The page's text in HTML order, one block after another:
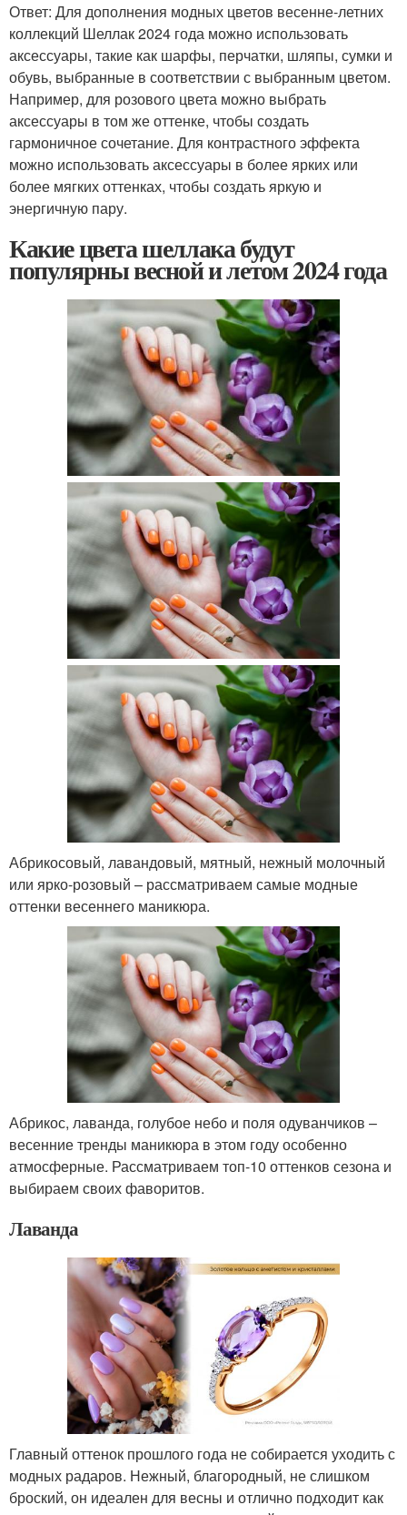
Ответ: Для дополнения модных цветов весенне-летних
коллекций Шеллак 2024 года можно использовать
аксессуары, такие как шарфы, перчатки, шляпы, сумки и
обувь, выбранные в соответствии с выбранным цветом.
Например, для розового цвета можно выбрать
аксессуары в том же оттенке, чтобы создать
гармоничное сочетание. Для контрастного эффекта
можно использовать аксессуары в более ярких или
более мягких оттенках, чтобы создать яркую и
энергичную пару.
Какие цвета шеллака будут
популярны весной и летом 2024 года
Абрикосовый, лавандовый, мятный, нежный молочный
или ярко-розовый – рассматриваем самые модные
оттенки весеннего маникюра.
Абрикос, лаванда, голубое небо и поля одуванчиков –
весенние тренды маникюра в этом году особенно
атмосферные. Рассматриваем топ-10 оттенков сезона и
выбираем своих фаворитов.
Лаванда
Главный оттенок прошлого года не собирается уходить с
модных радаров. Нежный, благородный, не слишком
броский, он идеален для весны и отлично подходит как